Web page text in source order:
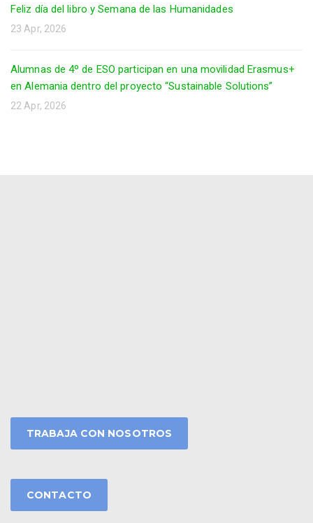
Feliz día del libro y Semana de las Humanidades
23 Apr, 2026
Alumnas de 4º de ESO participan en una movilidad Erasmus+
en Alemania dentro del proyecto “Sustainable Solutions”
22 Apr, 2026
TRABAJA CON NOSOTROS
CONTACTO